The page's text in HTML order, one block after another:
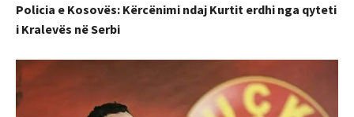
Policia e Kosovës: Kërcënimi ndaj Kurtit erdhi nga qyteti
i Kralevës në Serbi